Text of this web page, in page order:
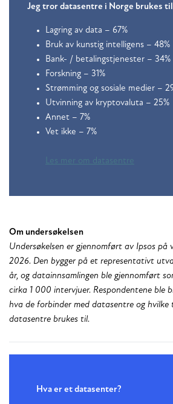
Jeg tror datasentre i Norge brukes
Lagring av data​ – 67%
Bruk av kunstig intelligens​ – 48%
Bank- / betalingstjenester​ – 34%
Forskning​ – 31%
Strømming og sosiale medier​ –
Utvinning av kryptovaluta​ – 25%
Annet​ – 7%
Vet ikke​ – 7%
Les mer om datasentre
Om undersøkelsen
Undersøkelsen er gjennomført av Ipsos på
2026. Den bygger på et representativt
år, og datainnsamlingen ble gjennomført
cirka 1 000 intervjuer. Respondentene ble
hva de forbinder med datasentre og hvilke
datasentre brukes til.
Hva er et datasenter?